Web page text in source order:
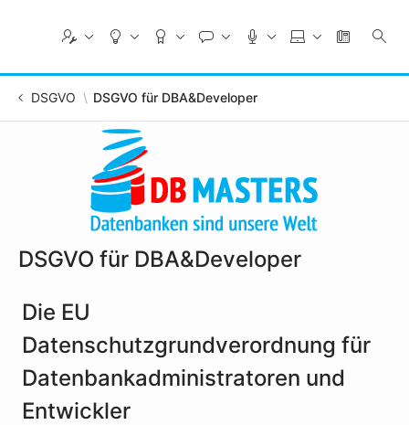
DSGVO DSGVO für DBA&Developer
DSGVO für DBA&Developer
Die EU
Datenschutzgrundverordnung für
Datenbankadministratoren und
Entwickler